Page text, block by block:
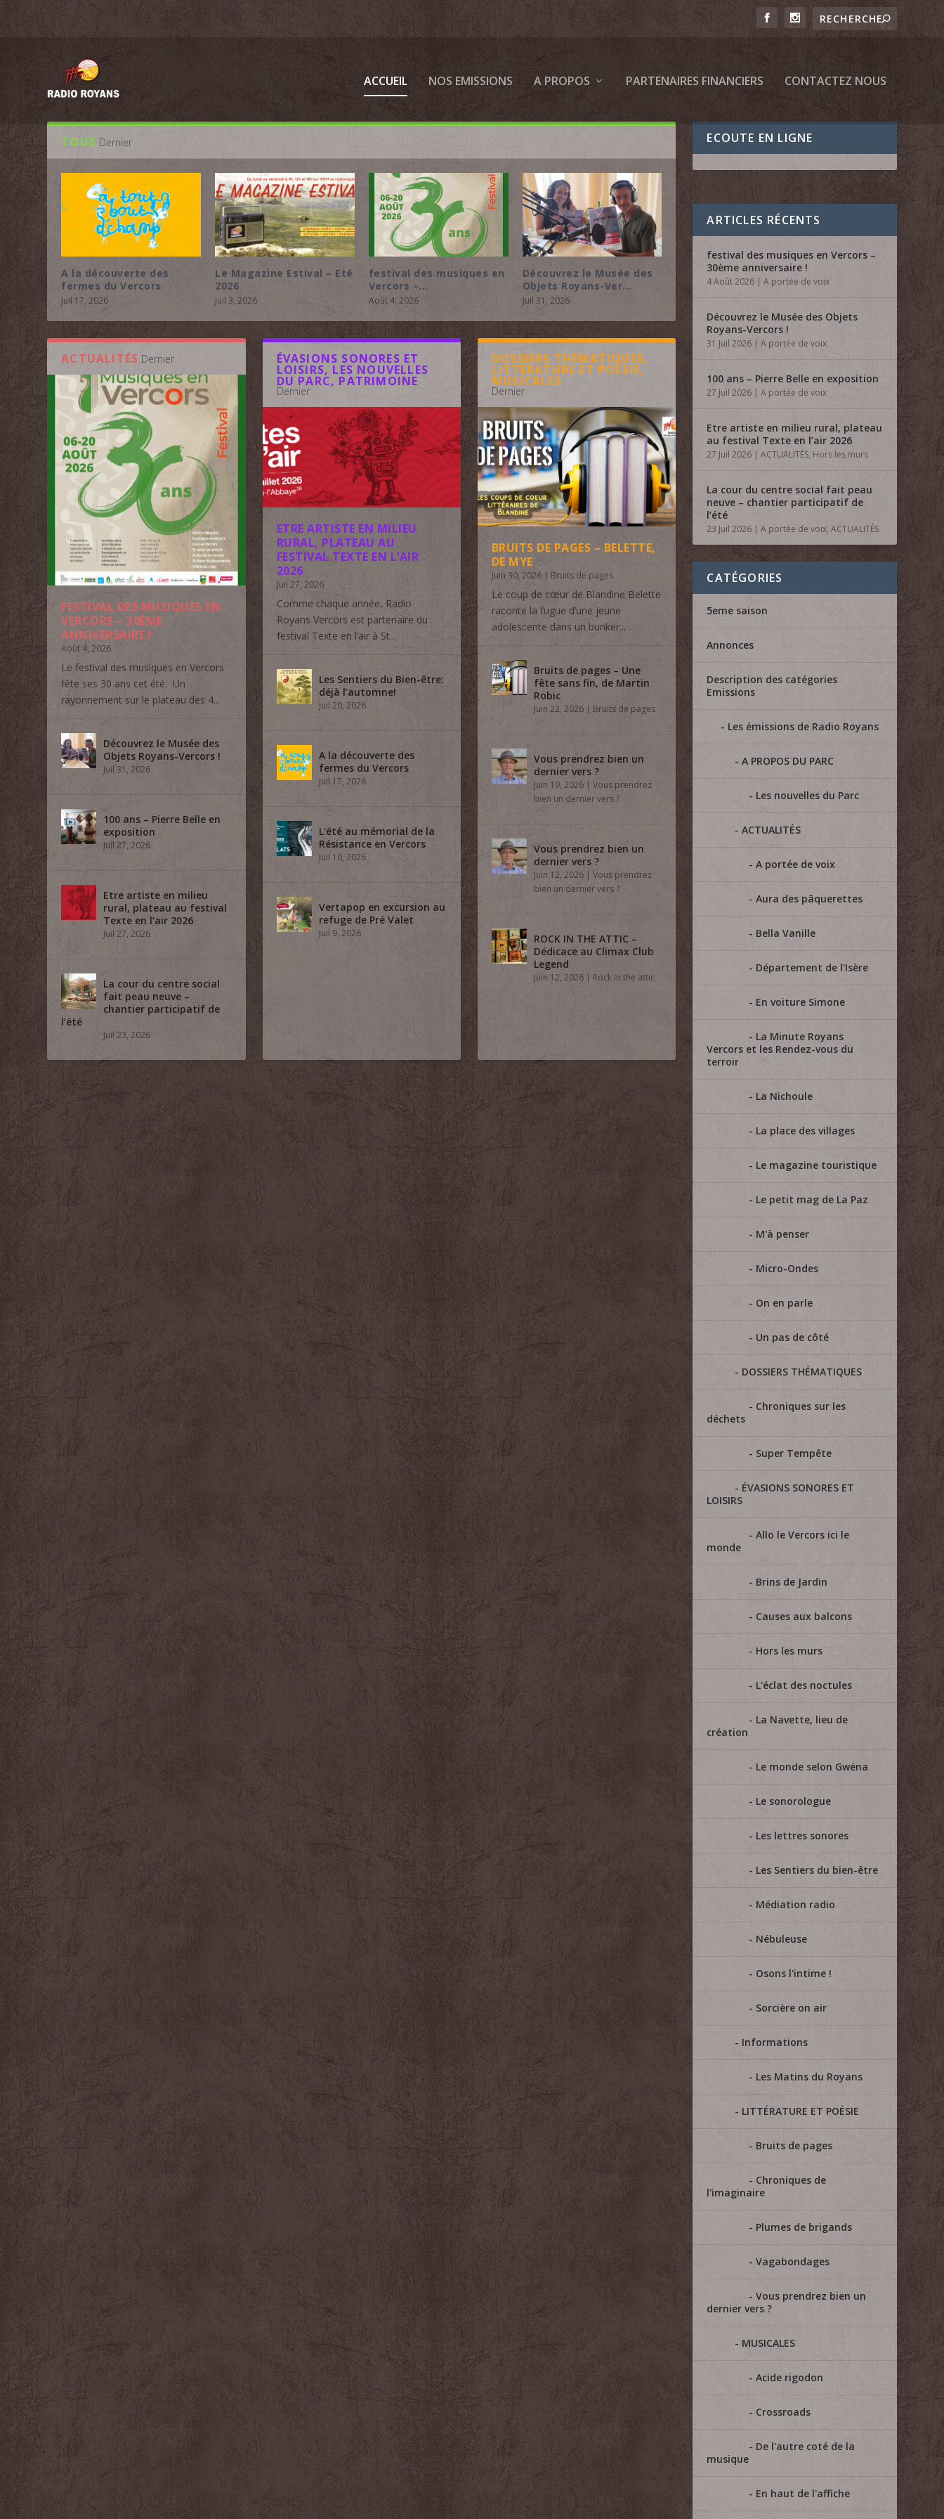
ACCUEIL NOS EMISSIONS A PROPOS PARTENAIRES FINANCIERS CONTACTEZ NOUS
TOUS Dernier
100 ans – Pierre Belle en
expositi...
Juil 27, 2026
Etre artiste en milieu
rural, plateau au...
Juil 27, 2026
La cour du centre social
fait peau neuve...
Juil 23, 2026
habitant.e.s d...
Juil 23, 2026
ACTUALITÉS Dernier
FESTIVAL DES MUSIQUES EN
VERCORS – 30ÈME
ANNIVERSAIRE !
Août 4, 2026
Le festival des musiques en Vercors
fête ses 30 ans cet été. Un
rayonnement sur le plateau des 4...
Découvrez le Musée des
Objets Royans-Vercors !
Juil 31, 2026
100 ans – Pierre Belle en
exposition
Juil 27, 2026
Etre artiste en milieu
rural, plateau au festival
Texte en l’air 2026
Juil 27, 2026
La cour du centre social
fait peau neuve –
chantier participatif de
l’été
Juil 23, 2026
ÉVASIONS SONORES ET
LOISIRS, LES NOUVELLES
DU PARC, PATRIMOINE
Dernier
ETRE ARTISTE EN MILIEU
RURAL, PLATEAU AU
FESTIVAL TEXTE EN L’AIR
2026
Juil 27, 2026
Comme chaque année, Radio
Royans Vercors est partenaire du
festival Texte en l’air à St...
Les Sentiers du Bien-être:
déjà l’automne!
Juil 20, 2026
A la découverte des
fermes du Vercors
Juil 17, 2026
L’été au mémorial de la
Résistance en Vercors
Juil 10, 2026
Vertapop en excursion au
refuge de Pré Valet
Juil 9, 2026
DOSSIERS THÉMATIQUES,
LITTÉRATURE ET POÉSIE,
MUSICALES
Dernier
BRUITS DE PAGES – BELETTE,
DE MYE
Juin 30, 2026| Bruits de pages
Le coup de cœur de Blandine Belette
raconte la fugue d’une jeune
adolescente dans un bunker...
Bruits de pages – Une
fête sans fin, de Martin
Robic
Juin 22, 2026| Bruits de pages
Vous prendrez bien un
dernier vers ?
Juin 19, 2026| Vous prendrez
bien un dernier vers ?
Vous prendrez bien un
dernier vers ?
Juin 12, 2026| Vous prendrez
bien un dernier vers ?
ROCK IN THE ATTIC –
Dédicace au Climax Club
Legend
Juin 12, 2026| Rock in the attic
ECOUTE EN LIGNE
ARTICLES RÉCENTS
festival des musiques en Vercors –
30ème anniversaire !
4 Août 2026 |A portée de voix
Découvrez le Musée des Objets
Royans-Vercors !
31 Juil 2026 |A portée de voix
100 ans – Pierre Belle en exposition
27 Juil 2026 |A portée de voix
Etre artiste en milieu rural, plateau
au festival Texte en l’air 2026
27 Juil 2026 |ACTUALITÉS, Hors les murs
La cour du centre social fait peau
neuve – chantier participatif de
l’été
23 Juil 2026 |A portée de voix,ACTUALITÉS
CATÉGORIES
5eme saison
Annonces
Description des catégories
Emissions
Les émissions de Radio Royans
A PROPOS DU PARC
Les nouvelles du Parc
ACTUALITÉS
A portée de voix
Aura des pâquerettes
Bella Vanille
Département de l'Isère
En voiture Simone
La Minute Royans
Vercors et les Rendez-vous du
terroir
La Nichoule
La place des villages
Le magazine touristique
Le petit mag de La Paz
M'à penser
Micro-Ondes
On en parle
Un pas de côté
DOSSIERS THÉMATIQUES
Chroniques sur les
déchets
Super Tempête
ÉVASIONS SONORES ET
LOISIRS
Allo le Vercors ici le
monde
Brins de Jardin
Causes aux balcons
Hors les murs
L'éclat des noctules
La Navette, lieu de
création
Le monde selon Gwéna
Le sonorologue
Les lettres sonores
Les Sentiers du bien-être
Médiation radio
Nébuleuse
Osons l'intime !
Sorcière on air
Informations
Les Matins du Royans
LITTÉRATURE ET POÉSIE
Bruits de pages
Chroniques de
l'imaginaire
Plumes de brigands
Vagabondages
Vous prendrez bien un
dernier vers ?
MUSICALES
Acide rigodon
Crossroads
De l'autre coté de la
musique
En haut de l'affiche